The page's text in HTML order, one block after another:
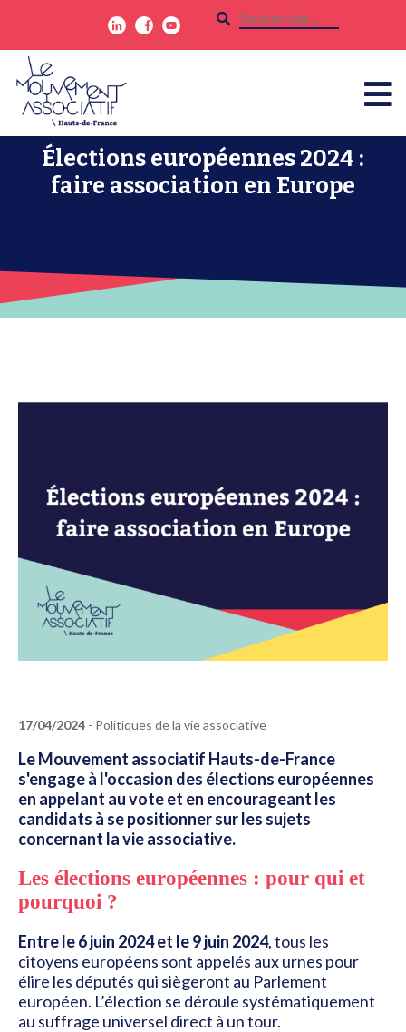
Élections européennes 2024 :
faire association en Europe
17/04/2024 - Politiques de la vie associative
Le Mouvement associatif Hauts-de-France
s'engage à l'occasion des élections européennes
en appelant au vote et en encourageant les
candidats à se positionner sur les sujets
concernant la vie associative.
Les élections européennes : pour qui et
pourquoi ?
Entre le 6 juin 2024 et le 9 juin 2024, tous les
citoyens européens sont appelés aux urnes pour
élire les députés qui siègeront au Parlement
européen. L’élection se déroule systématiquement
au suffrage universel direct à un tour.